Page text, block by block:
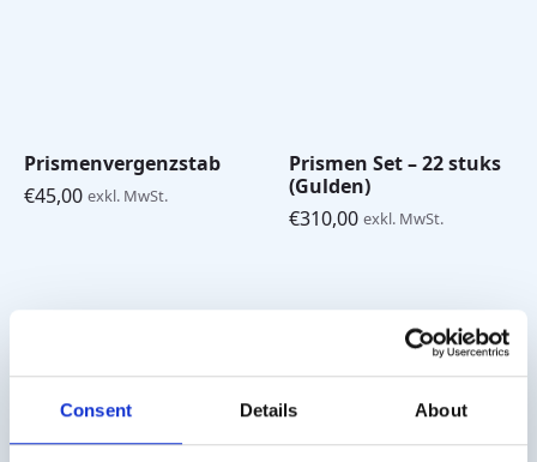
Consent Details About
Prismenvergenzstab
€45,00 exkl. MwSt.
Prismen Set – 22 stuks
(Gulden)
€310,00 exkl. MwSt.
Versandkosten
Die Versandkosten für Deutschland betragen € 10,- (zzgl.
MwSt.). Für Österreich € 20,- (zzgl. MwSt.).